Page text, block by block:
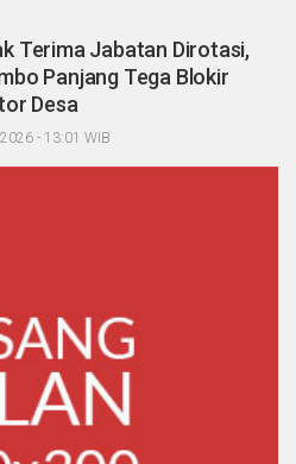
Terima Jabatan Dirotasi,
Panjang Tega Blokir
Desa
- 13:01 WIB